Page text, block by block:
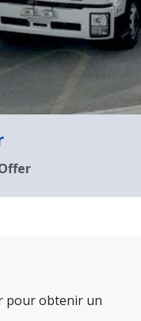
pour obtenir un